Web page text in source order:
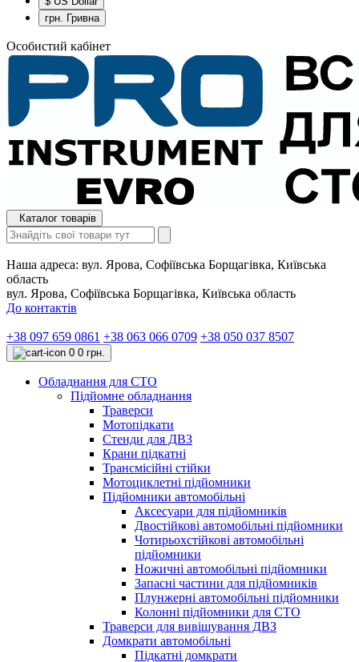
грн. Гривна
Особистий кабінет
Каталог товарів
Наша адреса: вул. Ярова, Софіївська Борщагівка, Київська
область
вул. Ярова, Софіївська Борщагівка, Київська область
До контактів
+38 097 659 0861 +38 063 066 0709 +38 050 037 8507
0 0 грн.
Обладнання для СТО
Підйомне обладнання
Траверси
Мотопідкати
Стенди для ДВЗ
Крани підкатні
Трансмісійні стійки
Мотоциклетні підйомники
Підйомники автомобільні
Аксесуари для підйомників
Двостійкові автомобільні підйомники
Чотирьохстійкові автомобільні
підйомники
Ножичні автомобільні підйомники
Запасні частини для підйомників
Плунжерні автомобільні підйомники
Колонні підйомники для СТО
Траверси для вивішування ДВЗ
Домкрати автомобільні
Підкатні домкрати